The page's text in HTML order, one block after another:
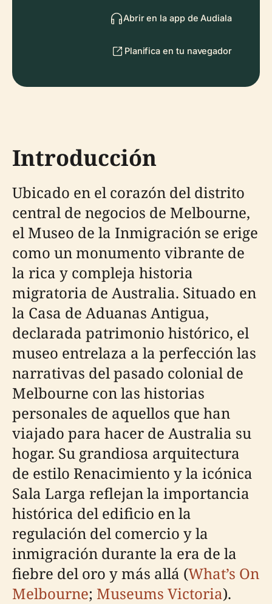
Abrir en la app de Audiala
Planifica en tu navegador
Introducción
Ubicado en el corazón del distrito
central de negocios de Melbourne,
el Museo de la Inmigración se erige
como un monumento vibrante de
la rica y compleja historia
migratoria de Australia. Situado en
la Casa de Aduanas Antigua,
declarada patrimonio histórico, el
museo entrelaza a la perfección las
narrativas del pasado colonial de
Melbourne con las historias
personales de aquellos que han
viajado para hacer de Australia su
hogar. Su grandiosa arquitectura
de estilo Renacimiento y la icónica
Sala Larga reflejan la importancia
histórica del edificio en la
regulación del comercio y la
inmigración durante la era de la
fiebre del oro y más allá (What’s On
Melbourne; Museums Victoria).